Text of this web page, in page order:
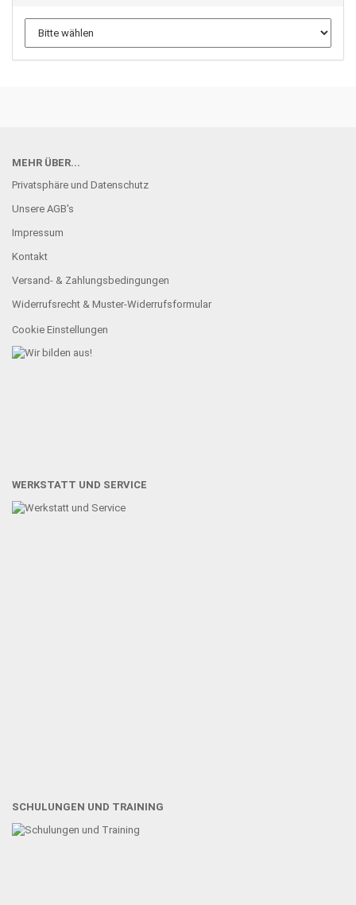
MEHR ÜBER...
Privatsphäre und Datenschutz
Unsere AGB's
Impressum
Kontakt
Versand- & Zahlungsbedingungen
Widerrufsrecht & Muster-Widerrufsformular
Cookie Einstellungen
WERKSTATT UND SERVICE
SCHULUNGEN UND TRAINING